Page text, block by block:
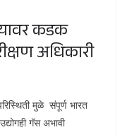
कडक
अधिकारी
मुळे संपूर्ण भारत
गॅस अभावी